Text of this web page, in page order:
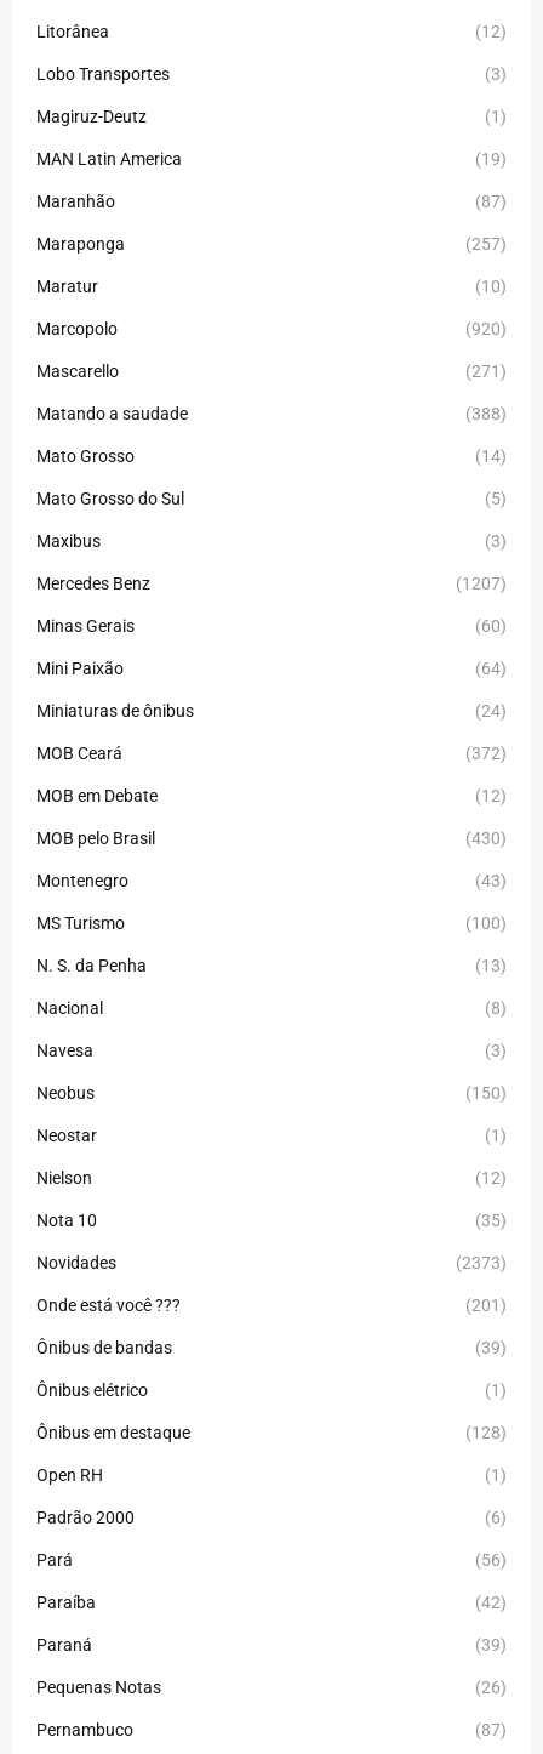
Litorânea (12)
Lobo Transportes (3)
Magiruz-Deutz (1)
MAN Latin America (19)
Maranhão (87)
Maraponga (257)
Maratur (10)
Marcopolo (920)
Mascarello (271)
Matando a saudade (388)
Mato Grosso (14)
Mato Grosso do Sul (5)
Maxibus (3)
Mercedes Benz (1207)
Minas Gerais (60)
Mini Paixão (64)
Miniaturas de ônibus (24)
MOB Ceará (372)
MOB em Debate (12)
MOB pelo Brasil (430)
Montenegro (43)
MS Turismo (100)
N. S. da Penha (13)
Nacional (8)
Navesa (3)
Neobus (150)
Neostar (1)
Nielson (12)
Nota 10 (35)
Novidades (2373)
Onde está você ??? (201)
Ônibus de bandas (39)
Ônibus elétrico (1)
Ônibus em destaque (128)
Open RH (1)
Padrão 2000 (6)
Pará (56)
Paraíba (42)
Paraná (39)
Pequenas Notas (26)
Pernambuco (87)